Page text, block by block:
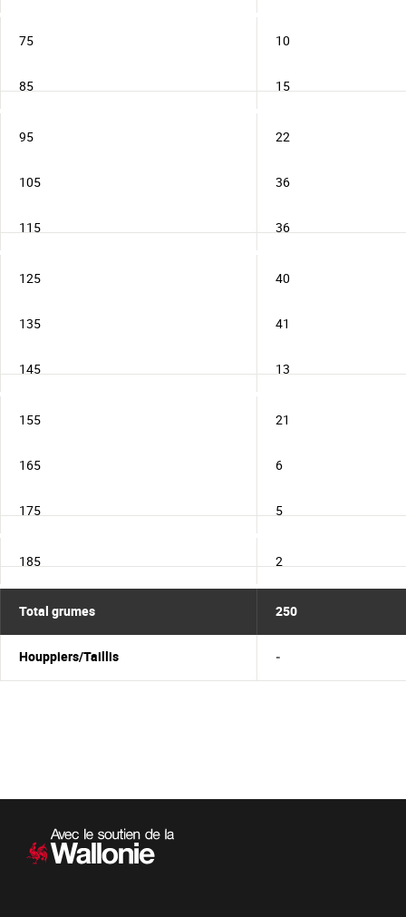
75 10
85 15
95 22
105 36
115 36
125 40
135 41
145 13
155 21
165 6
175 5
185 2
Total grumes 250
Houppiers/Taillis -
Navigation